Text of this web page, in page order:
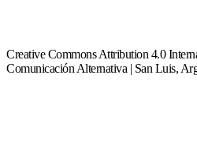
Creative Commons Attribution 4.0
Comunicación Alternativa | San Luis,